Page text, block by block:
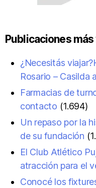
Publicaciones
¿Necesitás
Rosario – Casilda
Farmacias de
contacto (1.694)
Un repaso por la
de su fundación
El Club Atlético
atracción para el
Conocé los